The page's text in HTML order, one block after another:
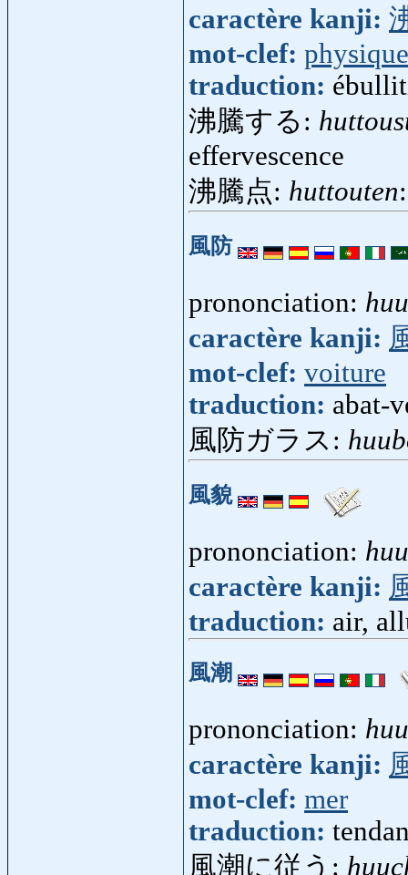
caractère kanji:
mot-clef: physique
traduction:
沸騰する:
effervescence
沸騰点: huttouten
風防
prononciation:
caractère kanji:
mot-clef: voiture
traduction: abat-
風防ガラス:
風貌
prononciation:
caractère kanji:
traduction: air,
風潮
prononciation:
caractère kanji:
mot-clef: mer
traduction:
風潮に従う: